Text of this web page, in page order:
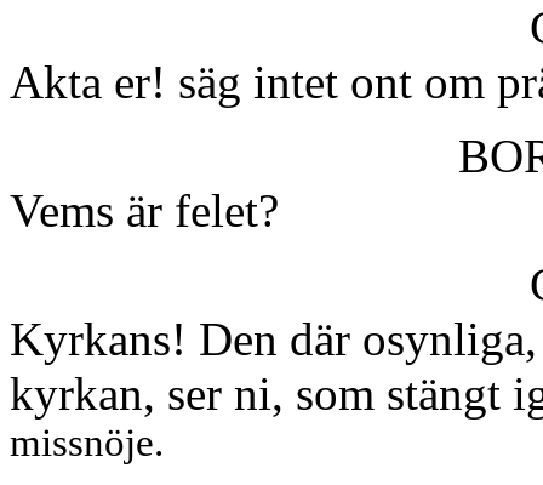
Akta er! säg intet ont om
Vems är felet?
Kyrkans! Den där
kyrkan, ser ni, som stängt
missnöje.